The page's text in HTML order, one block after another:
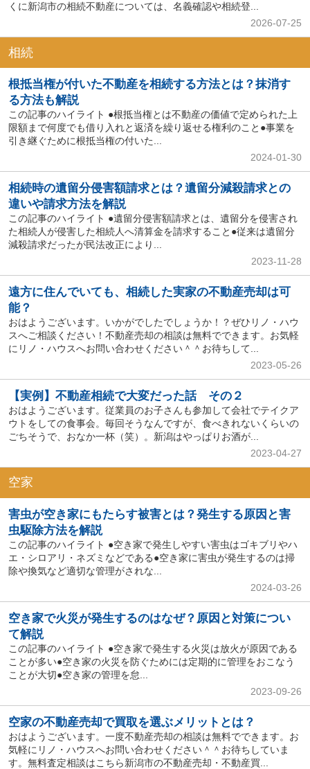
くに新潟市の相続不動産については、名義確認や相続登...
2026-07-25
相続
根抵当権が付いた不動産を相続する方法とは？抹消す
る方法も解説
この記事のハイライト ●根抵当権とは不動産の価値で定められた上
限額まで何度でも借り入れと返済を繰り返せる権利のこと●事業を
引き継ぐために根抵当権の付いた...
2024-01-30
相続時の遺留分侵害額請求とは？遺留分減殺請求との
違いや請求方法を解説
この記事のハイライト ●遺留分侵害額請求とは、遺留分を侵害され
た相続人が侵害した相続人へ清算金を請求すること●従来は遺留分
減殺請求だったが民法改正により...
2023-11-28
遠方に住んでいても、相続した実家の不動産売却は可
能？
おはようございます。いかがでしたでしょうか！？ぜひリノ・ハウ
スへご相談ください！不動産売却の相談は無料でできます。お気軽
にリノ・ハウスへお問い合わせください＾＾お待ちして...
2023-05-26
【実例】不動産相続で大変だった話 その２
おはようございます。従業員のお子さんも参加して会社でテイクア
ウトをしての食事会。毎回そうなんですが、食べきれないくらいの
ごちそうで、おなか一杯（笑）。新潟はやっぱりお酒が...
2023-04-27
空家
害虫が空き家にもたらす被害とは？発生する原因と害
虫駆除方法を解説
この記事のハイライト ●空き家で発生しやすい害虫はゴキブリやハ
エ・シロアリ・ネズミなどである●空き家に害虫が発生するのは掃
除や換気など適切な管理がされな...
2024-03-26
空き家で火災が発生するのはなぜ？原因と対策につい
て解説
この記事のハイライト ●空き家で発生する火災は放火が原因である
ことが多い●空き家の火災を防ぐためには定期的に管理をおこなう
ことが大切●空き家の管理を怠...
2023-09-26
空家の不動産売却で買取を選ぶメリットとは？
おはようございます。一度不動産売却の相談は無料でできます。お
気軽にリノ・ハウスへお問い合わせください＾＾お待ちしていま
す。無料査定相談はこちら新潟市の不動産売却・不動産買...